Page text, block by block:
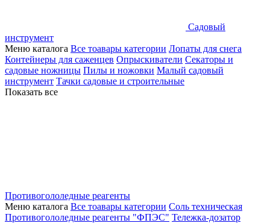
Садовый
инструмент
Меню каталога Все тоавары категории Лопаты для снега
Контейнеры для саженцев Опрыскиватели Секаторы и
садовые ножницы Пилы и ножовки Малый садовый
инструмент Тачки садовые и строительные
Показать все
Противогололедные реагенты
Меню каталога Все тоавары категории Соль техническая
Противогололедные реагенты "ФПЭС" Тележка-дозатор